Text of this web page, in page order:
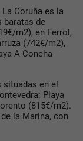
Coruña es la
baratas de
m2), en Ferrol,
(742€/m2),
A Concha
situadas en el
Playa
(815€/m2).
la Marina, con